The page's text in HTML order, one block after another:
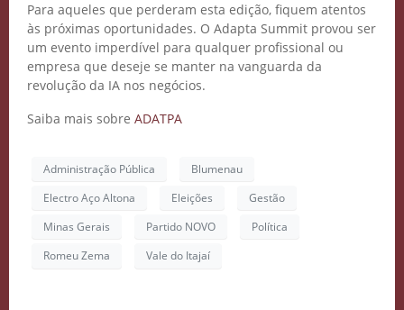
Para aqueles que perderam esta edição, fiquem atentos
às próximas oportunidades. O Adapta Summit provou ser
um evento imperdível para qualquer profissional ou
empresa que deseje se manter na vanguarda da
revolução da IA nos negócios.
Saiba mais sobre ADATPA
Administração Pública
Blumenau
Electro Aço Altona
Eleições
Gestão
Minas Gerais
Partido NOVO
Política
Romeu Zema
Vale do Itajaí